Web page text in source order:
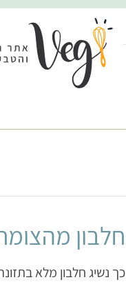
חלבון
כך נשיג חלבון מלא